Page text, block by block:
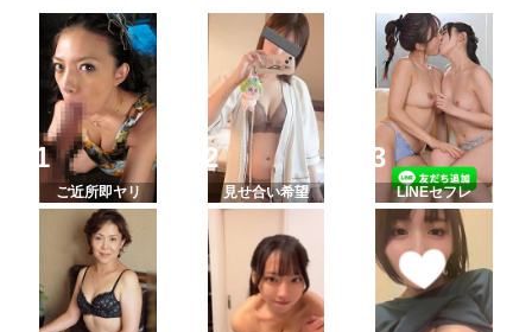
ご近所即ヤリ 見せ合い希望 LINEセフレ